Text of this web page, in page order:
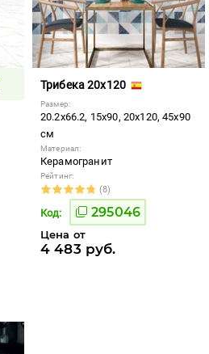
Трибека 20x120
Размер:
20.2x66.2, 15x90, 20x120, 45x90
см
Материал:
Керамогранит
Рейтинг:
(8)
Код: 295046
Цена от
4 483 руб.